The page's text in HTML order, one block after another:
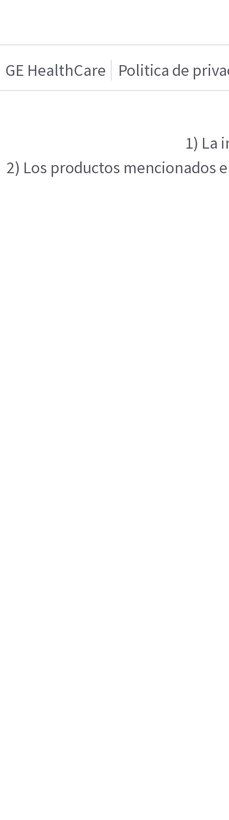
GE HealthCare Politica de
1) La
2) Los productos mencionados